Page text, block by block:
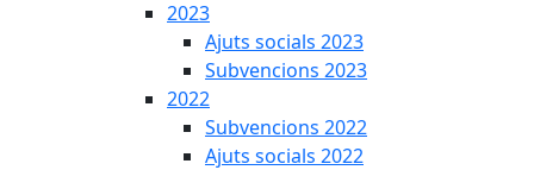
2023
Ajuts socials 2023
Subvencions 2023
2022
Subvencions 2022
Ajuts socials 2022